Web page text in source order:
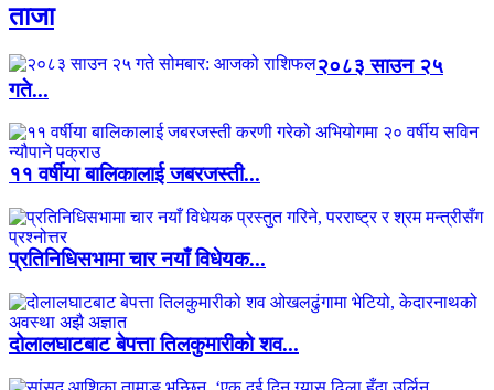
ताजा
२०८३ साउन २५
गते...
११ वर्षीया बालिकालाई जबरजस्ती...
प्रतिनिधिसभामा चार नयाँ विधेयक...
दोलालघाटबाट बेपत्ता तिलकुमारीको शव...